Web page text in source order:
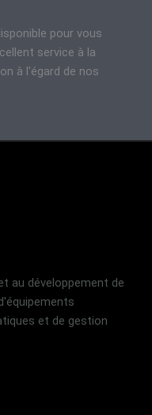
pour vous
service à la
à l'égard de nos
au développement de
et de gestion